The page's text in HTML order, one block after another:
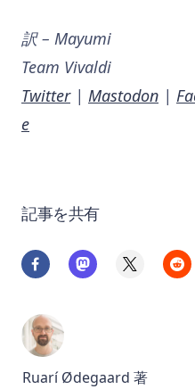
訳 – Mayumi
Team Vivaldi
Twitter| Mastodon |
e
記事を共有
Ruarí Ødegaard 著